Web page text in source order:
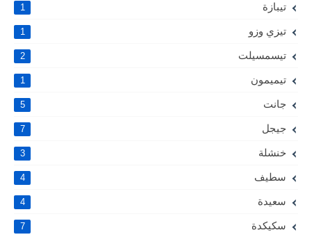
تيبازة 1
تيزي وزو 1
تيسمسيلت 2
تيميمون 1
جانت 5
جيجل 7
خنشلة 3
سطيف 4
سعيدة 4
سكيكدة 7